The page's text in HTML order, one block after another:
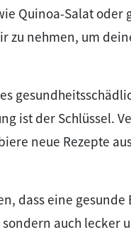
Quinoa-Salat
zu nehmen, um
ist der Schlüssel.
neue Rezepte
dass eine
auch lecker